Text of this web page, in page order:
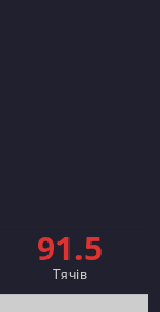
91.5
Тячів